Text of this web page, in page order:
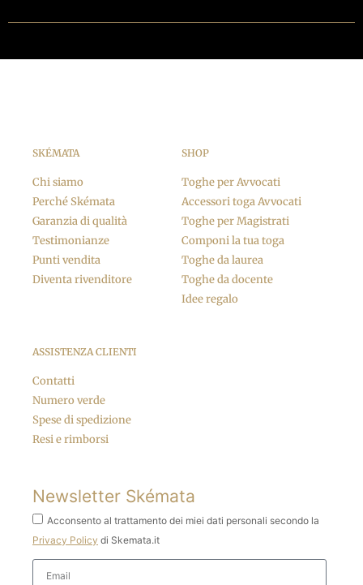
SKÉMATA
Chi siamo
Perché Skémata
Garanzia di qualità
Testimonianze
Punti vendita
Diventa rivenditore
SHOP
Toghe per Avvocati
Accessori toga Avvocati
Toghe per Magistrati
Componi la tua toga
Toghe da laurea
Toghe da docente
Idee regalo
ASSISTENZA CLIENTI
Contatti
Numero verde
Spese di spedizione
Resi e rimborsi
Newsletter Skémata
Acconsento al trattamento dei miei dati personali secondo la
Privacy Policy di Skemata.it